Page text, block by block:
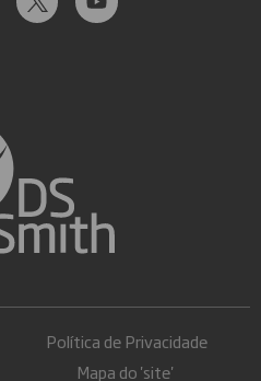
Política de Privacidade
Mapa do 'site'